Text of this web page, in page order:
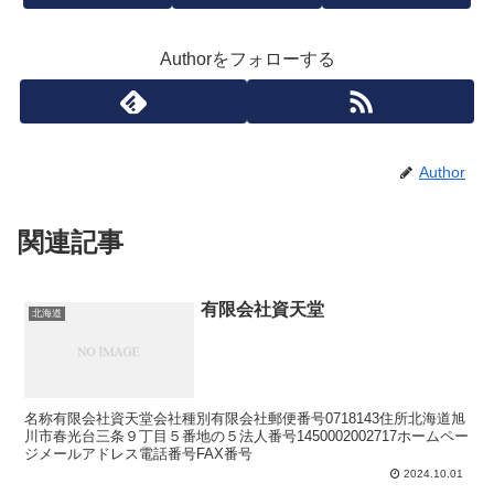
Authorをフォローする
Author
関連記事
北海道 有限会社資天堂
名称有限会社資天堂会社種別有限会社郵便番号0718143住所北海道旭
川市春光台三条９丁目５番地の５法人番号1450002002717ホームペー
ジメールアドレス電話番号FAX番号
2024.10.01